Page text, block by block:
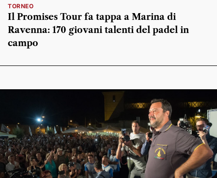
TORNEO
Il Promises Tour fa tappa a Marina di
Ravenna: 170 giovani talenti del padel in
campo